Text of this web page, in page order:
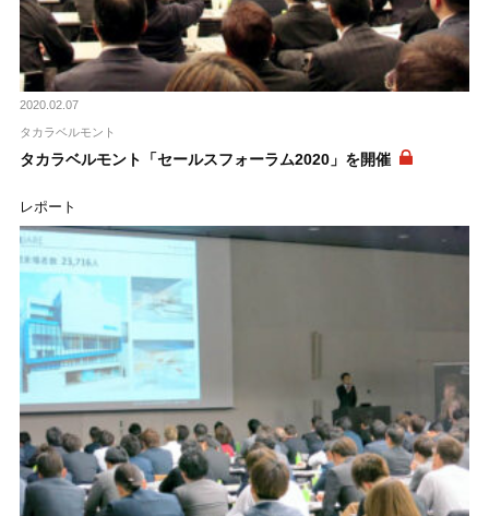
2020.02.07
タカラベルモント
タカラベルモント「セールスフォーラム2020」を開催
レポート